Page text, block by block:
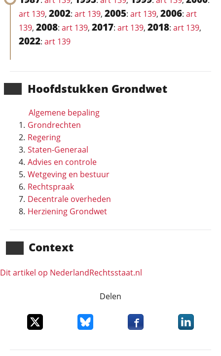
Hoofd­stukken Grondwet
Algemene bepaling
Grondrechten
Regering
Staten-Generaal
Advies en controle
Wetgeving en bestuur
Rechtspraak
Decentrale overheden
Herziening Grondwet
Context
Dit artikel op NederlandRechts­staat.nl
art 139, 2002: art 139, 2005: art 139, 2006: art
139, 2008: art 139, 2017: art 139, 2018: art 139,
2022: art 139
Delen
Deel dit item op XDeel dit item op Bluesky
Deel dit item opDeel dit